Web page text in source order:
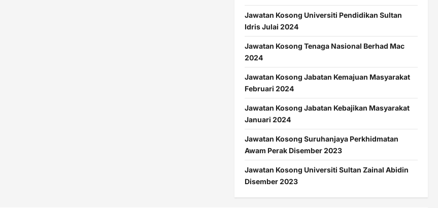
Jawatan Kosong Universiti Pendidikan Sultan
Idris Julai 2024
Jawatan Kosong Tenaga Nasional Berhad Mac
2024
Jawatan Kosong Jabatan Kemajuan Masyarakat
Februari 2024
Jawatan Kosong Jabatan Kebajikan Masyarakat
Januari 2024
Jawatan Kosong Suruhanjaya Perkhidmatan
Awam Perak Disember 2023
Jawatan Kosong Universiti Sultan Zainal Abidin
Disember 2023